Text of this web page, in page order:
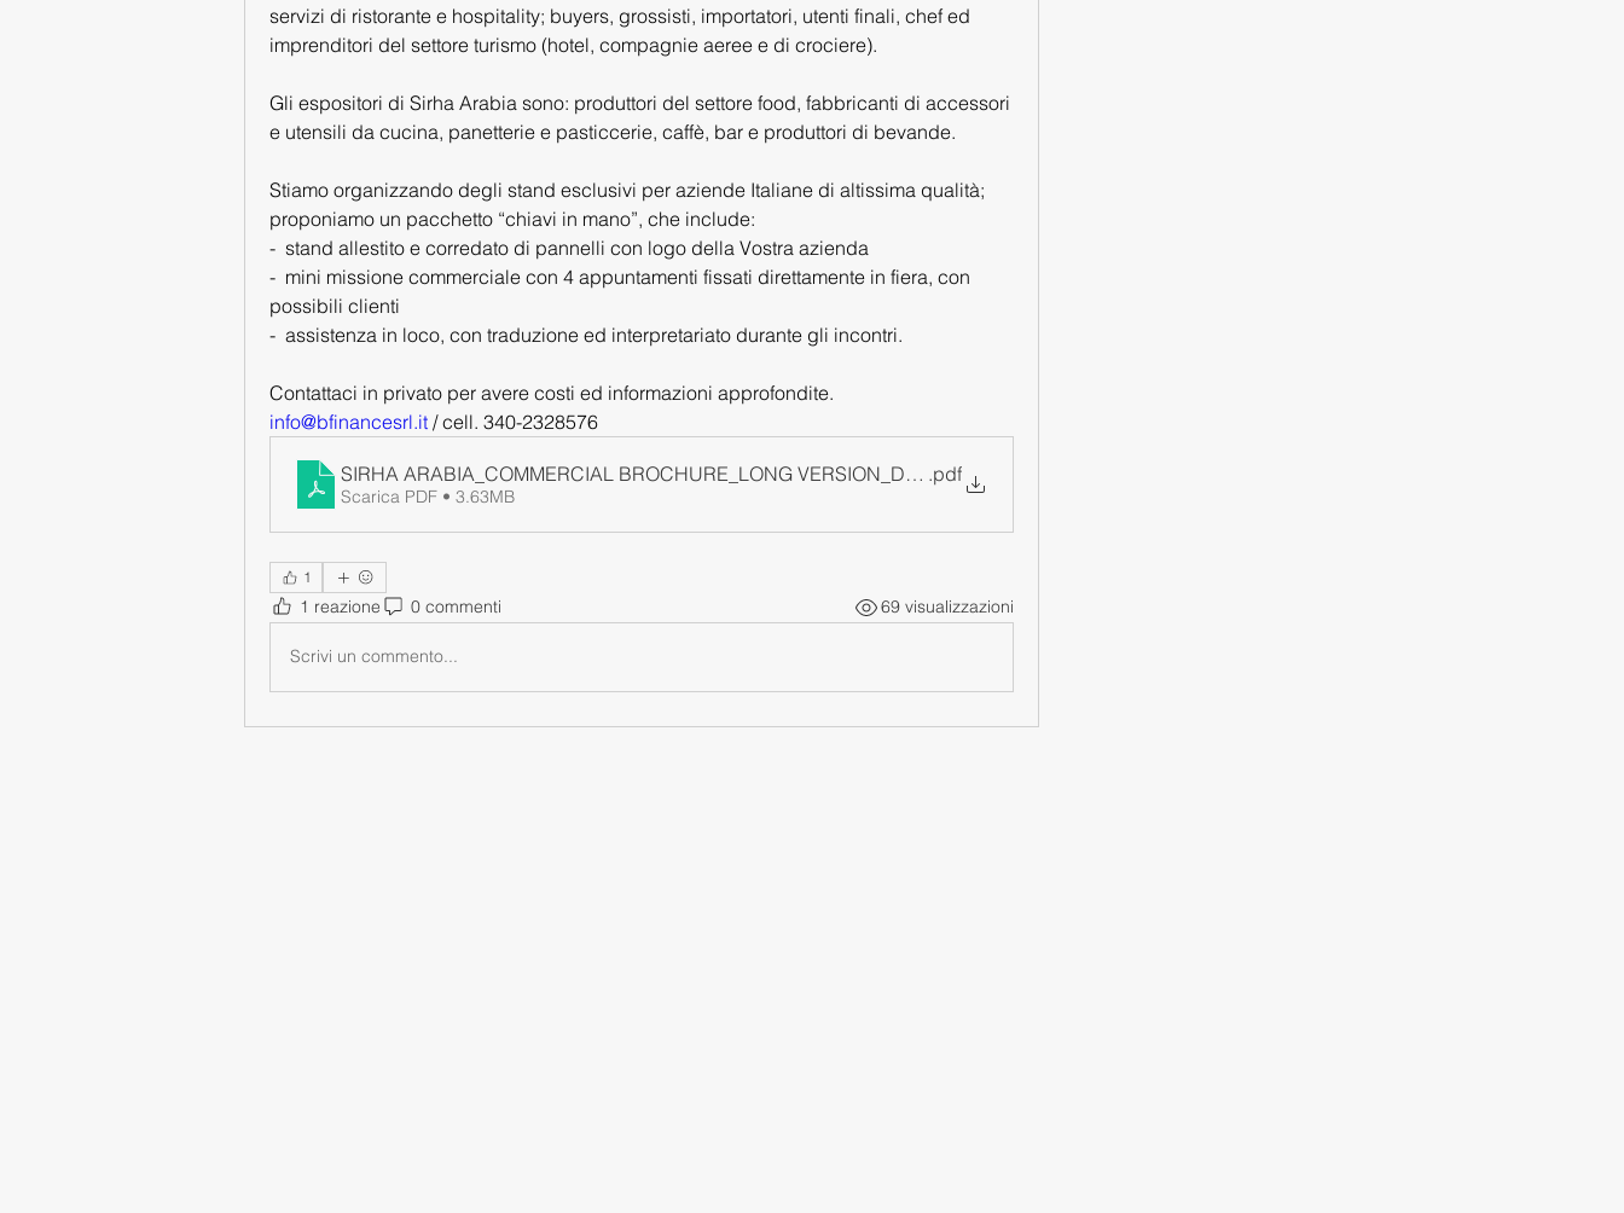
servizi di ristorante e hospitality; buyers, grossisti, importatori, utenti finali, chef ed
imprenditori del settore turismo (hotel, compagnie aeree e di crociere).
Gli espositori di Sirha Arabia sono: produttori del settore food, fabbricanti di accessori
e utensili da cucina, panetterie e pasticcerie, caffè, bar e produttori di bevande.
Stiamo organizzando degli stand esclusivi per aziende Italiane di altissima qualità;
proponiamo un pacchetto “chiavi in mano”, che include:
-  stand allestito e corredato di pannelli con logo della Vostra azienda
-  mini missione commerciale con 4 appuntamenti fissati direttamente in fiera, con
possibili clienti
-  assistenza in loco, con traduzione ed interpretariato durante gli incontri.
Contattaci in privato per avere costi ed informazioni approfondite.
info@bfinancesrl.it / cell. 340-2328576
SIRHA ARABIA_COMMERCIAL BROCHURE_LONG VERSION_DIGITALE
.pdf
Scarica PDF • 3.63MB
1
1 reazione 0 commenti 69 visualizzazioni
Scrivi un commento...